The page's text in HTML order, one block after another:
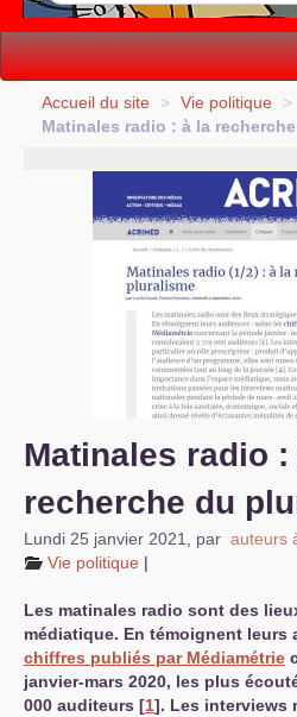
Vie politique
Internationale
S’organiser
Comprendre...
Accueil du site > Vie politique
>
Matinales radio : à la
Matinales radio :
recherche du
Lundi 25 janvier 2021 par auteurs
Vie politique |
Les matinales radio sont des
médiatique. En témoignent leurs
chiffres publiés par Médiamétrie
janvier-mars 2020, les plus
000 auditeurs [1]. Les interviews